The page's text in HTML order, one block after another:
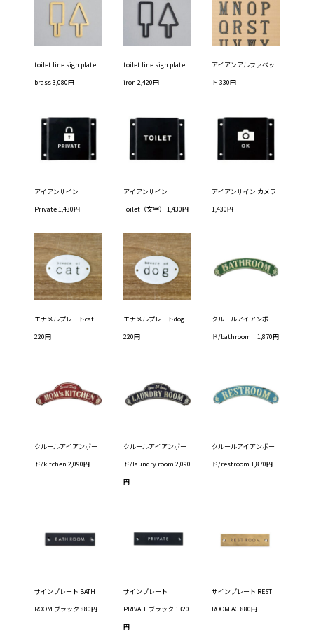
toilet line sign plate
brass 3,080円
toilet line sign plate
iron 2,420円
アイアンアルファベッ
ト 330円
アイアンサイン
Private 1,430円
アイアンサイン
Toilet（文字） 1,430円
アイアンサイン カメラ
1,430円
エナメルプレートcat
220円
エナメルプレートdog
220円
クルールアイアンボー
ド/bathroom 1,870円
クルールアイアンボー
ド/kitchen 2,090円
クルールアイアンボー
ド/laundry room 2,090
円
クルールアイアンボー
ド/restroom 1,870円
サインプレート BATH
ROOM ブラック 880円
サインプレート
PRIVATE ブラック 1320
円
サインプレート REST
ROOM AG 880円